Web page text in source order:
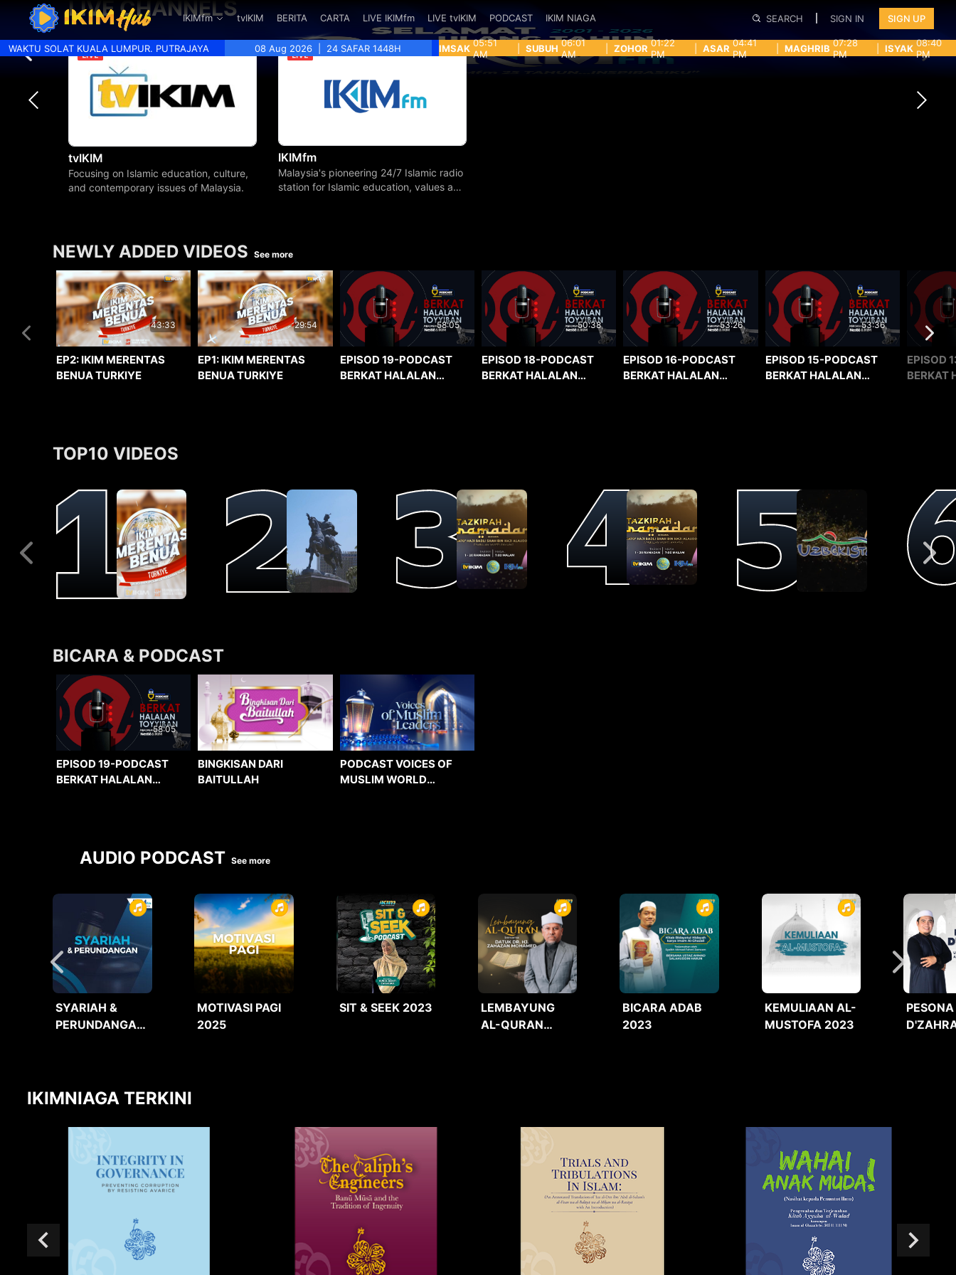
IKIMfm tvIKIM BERITA CARTA LIVE IKIMfm LIVE tvIKIM PODCAST IKIM NIAGA SEARCH SIGN IN SIGN UP
WAKTU SOLAT KUALA LUMPUR. PUTRAJAYA 08 Aug 2026 24 SAFAR 1448H IMSAK 05:51
AM
SUBUH 06:01
AM
ZOHOR 01:22
PM
ASAR 04:41
PM
MAGHRIB 07:28
PM
ISYAK 08:40
PM
LIVE CHANNELS
tvIKIM
Focusing on Islamic education, culture,
and contemporary issues of Malaysia.
IKIMfm
Malaysia's pioneering 24/7 Islamic radio
station for Islamic education, values and
NEWLY ADDED VIDEOS See more
43:33
EP2: IKIM MERENTAS
BENUA TURKIYE
29:54
EP1: IKIM MERENTAS
BENUA TURKIYE
58:05
EPISOD 19-PODCAST
BERKAT HALALAN
50:38
EPISOD 18-PODCAST
BERKAT HALALAN
53:26
EPISOD 16-PODCAST
BERKAT HALALAN
53:36
EPISOD 15-PODCAST
BERKAT HALALAN
EPISOD
BERKAT
TOP10 VIDEOS
BICARA & PODCAST
58:05
EPISOD 19-PODCAST
BERKAT HALALAN
BINGKISAN DARI
BAITULLAH
PODCAST VOICES OF
MUSLIM WORLD
AUDIO PODCAST See more
SYARIAH &
PERUNDANGAN
MOTIVASI PAGI
2025
SIT & SEEK 2023
LEMBAYUNG
AL-QURAN
BICARA ADAB
2023
KEMULIAAN AL-
MUSTOFA 2023
PESONA
IKIMNIAGA TERKINI